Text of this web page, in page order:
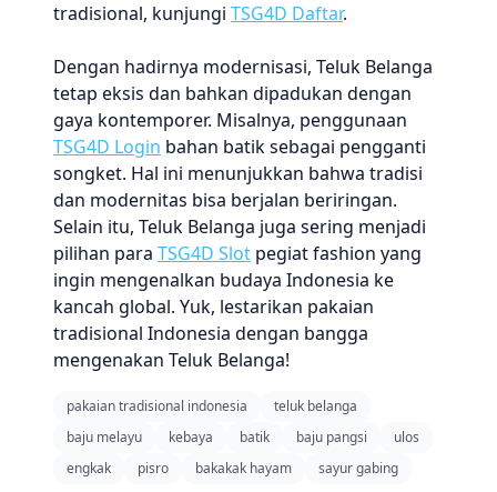
tradisional, kunjungi TSG4D Daftar.
Dengan hadirnya modernisasi, Teluk Belanga
tetap eksis dan bahkan dipadukan dengan
gaya kontemporer. Misalnya, penggunaan
TSG4D Login bahan batik sebagai pengganti
songket. Hal ini menunjukkan bahwa tradisi
dan modernitas bisa berjalan beriringan.
Selain itu, Teluk Belanga juga sering menjadi
pilihan para TSG4D Slot pegiat fashion yang
ingin mengenalkan budaya Indonesia ke
kancah global. Yuk, lestarikan pakaian
tradisional Indonesia dengan bangga
mengenakan Teluk Belanga!
pakaian tradisional indonesia
teluk belanga
baju melayu
kebaya batik baju pangsi
ulos
engkak
pisro bakakak hayam sayur gabing